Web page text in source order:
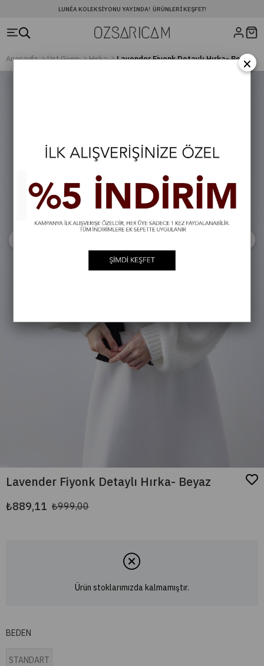
LUNÉA KOLEKSIYONU YAYINDA! ÜRÜNLERI KEŞFET!
Anasayfa Üst Giyim Hırka Lavender Fiyonk Detaylı Hırka- Beyaz
Lavender Fiyonk Detaylı Hırka- Beyaz
₺999,00
₺889,11
Ürün stoklarımızda kalmamıştır.
BEDEN
STANDART
×